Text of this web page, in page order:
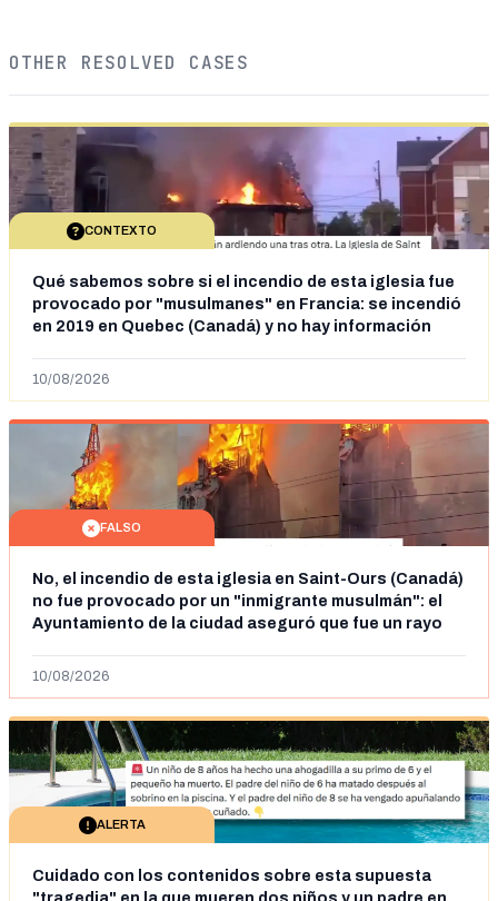
OTHER RESOLVED CASES
CONTEXTO
Qué sabemos sobre si el incendio de esta iglesia fue
provocado por "musulmanes" en Francia: se incendió
en 2019 en Quebec (Canadá) y no hay información
10/08/2026
FALSO
No, el incendio de esta iglesia en Saint-Ours (Canadá)
no fue provocado por un "inmigrante musulmán": el
Ayuntamiento de la ciudad aseguró que fue un rayo
10/08/2026
ALERTA
Cuidado con los contenidos sobre esta supuesta